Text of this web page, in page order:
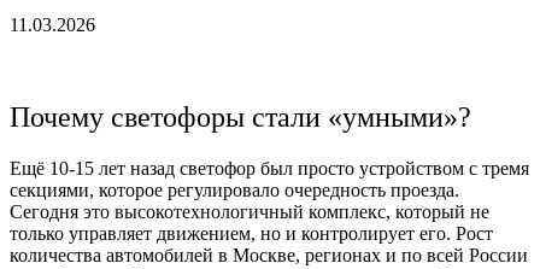
11.03.2026
Почему светофоры стали «умными»?
Ещё 10-15 лет назад светофор был просто устройством с тремя
секциями, которое регулировало очередность проезда.
Сегодня это высокотехнологичный комплекс, который не
только управляет движением, но и контролирует его. Рост
количества автомобилей в Москве, регионах и по всей России